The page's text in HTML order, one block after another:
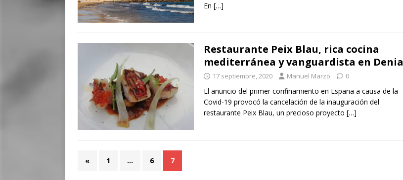
En […]
Restaurante Peix Blau, rica cocina
mediterránea y vanguardista en Denia
17 septiembre, 2020 Manuel Marzo 0
El anuncio del primer confinamiento en España a causa de la
Covid-19 provocó la cancelación de la inauguración del
restaurante Peix Blau, un precioso proyecto […]
« 1 … 6 7